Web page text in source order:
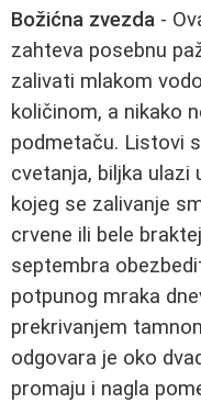
Božićna zvezda -
zahteva posebnu
zalivati mlakom
količinom, a nikako
podmetaču. Listovi
cvetanja, biljka ulazi
kojeg se zalivanje
crvene ili bele
septembra
potpunog mraka
prekrivanjem
odgovara je oko
promaju i nagla